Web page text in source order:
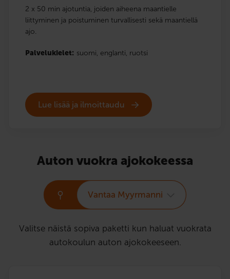
2 x 50 min ajotuntia, joiden aiheena maantielle
liittyminen ja poistuminen turvallisesti sekä maantiellä
ajo.
Palvelukielet: suomi, englanti, ruotsi
Lue lisää ja ilmoittaudu
Auton vuokra ajokokeessa
Vantaa Myyrmanni
Valitse näistä sopiva paketti kun haluat vuokrata
autokoulun auton ajokokeeseen.